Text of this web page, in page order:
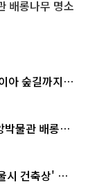
배롱나무 명소
아 숲길까지…
물관 배롱나
시 건축상' 수